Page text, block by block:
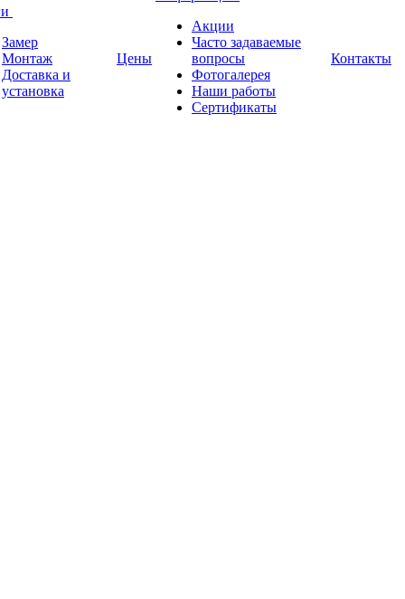
Замер
Монтаж
Доставка и
установка
Цены
Акции
Часто задаваемые
вопросы
Фотогалерея
Наши работы
Сертификаты
Контакты